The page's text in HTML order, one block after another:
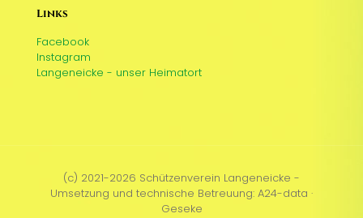
Links
Facebook
Instagram
Langeneicke - unser Heimatort
(c) 2021-2026 Schützenverein Langeneicke -
Umsetzung und technische Betreuung: A24-data ·
Geseke